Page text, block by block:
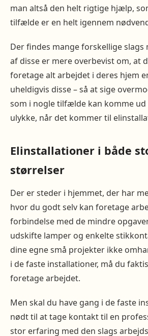
man altså den helt rigtige hjælp,
tilfælde er en helt igennem
Der findes mange forskellige slags
af disse er mere overbevist om, at
foretage alt arbejdet i deres hjem
uheldigvis disse – så at sige
som i nogle tilfælde kan komme
ulykke, når det kommer til
Elinstallationer i både
størrelser
Der er steder i hjemmet, der har
hvor du godt selv kan foretage
forbindelse med de mindre
udskifte lamper og enkelte
dine egne små projekter ikke
i de faste installationer, må du
foretage arbejdet.
Men skal du have gang i de faste
nødt til at tage kontakt til en
stor erfaring med den slags